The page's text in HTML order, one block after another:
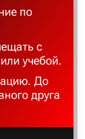
по
с
учебой.
До
друга